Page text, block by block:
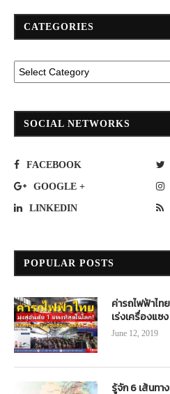
CATEGORIES
SOCIAL NETWORKS
FACEBOOK
GOOGLE +
LINKEDIN
POPULAR POSTS
ค่ารถไฟฟ้าไท
เร่งเครื่องแซ
June 12, 2019
รู้จัก 6 เส้นทา